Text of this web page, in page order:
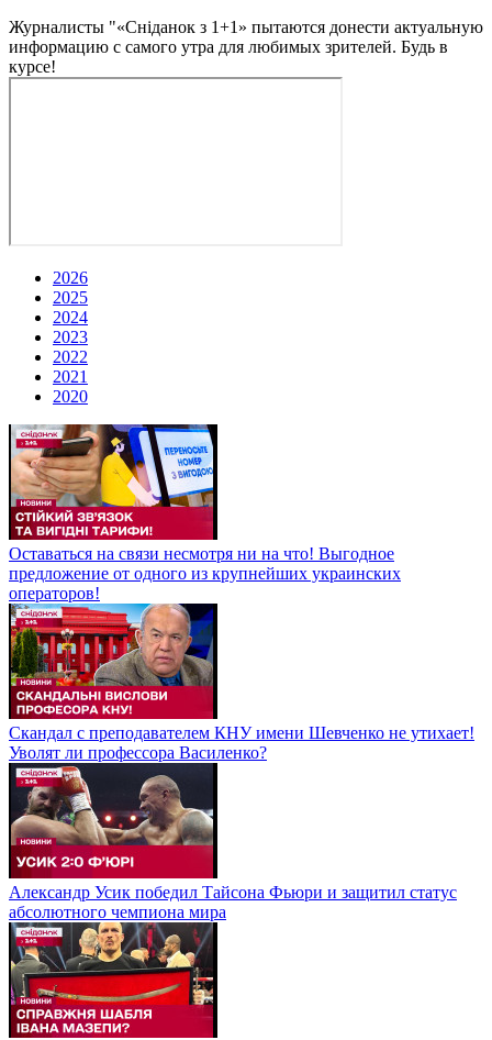
Журналисты "«Сніданок з 1+1» пытаются донести актуальную
информацию с самого утра для любимых зрителей. Будь в
курсе!
2026
2025
2024
2023
2022
2021
2020
Оставаться на связи несмотря ни на что! Выгодное
предложение от одного из крупнейших украинских
операторов!
Скандал с преподавателем КНУ имени Шевченко не утихает!
Уволят ли профессора Василенко?
Александр Усик победил Тайсона Фьюри и защитил статус
абсолютного чемпиона мира